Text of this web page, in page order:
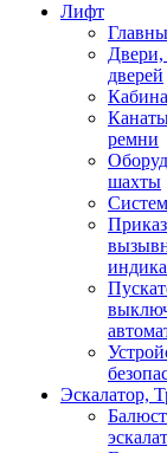
Лифт
дверей
ремни
шахты
Эскалатор,